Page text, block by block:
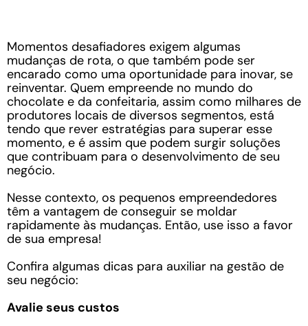
Momentos desafiadores exigem algumas
mudanças de rota, o que também pode ser
encarado como uma oportunidade para inovar, se
reinventar. Quem empreende no mundo do
chocolate e da confeitaria, assim como milhares de
produtores locais de diversos segmentos, está
tendo que rever estratégias para superar esse
momento, e é assim que podem surgir soluções
que contribuam para o desenvolvimento de seu
negócio.
Nesse contexto, os pequenos empreendedores
têm a vantagem de conseguir se moldar
rapidamente às mudanças. Então, use isso a favor
de sua empresa!
Confira algumas dicas para auxiliar na gestão de
seu negócio:
Avalie seus custos